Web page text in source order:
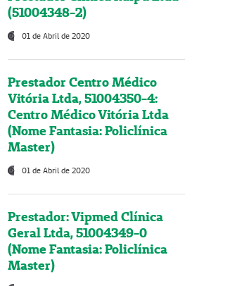
(51004348-2)
01 de Abril de 2020
Prestador Centro Médico
Vitória Ltda, 51004350-4:
Centro Médico Vitória Ltda
(Nome Fantasia: Policlínica
Master)
01 de Abril de 2020
Prestador: Vipmed Clínica
Geral Ltda, 51004349-0
(Nome Fantasia: Policlínica
Master)